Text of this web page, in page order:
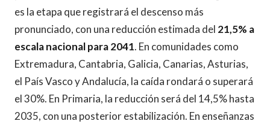
es la etapa que registrará el descenso más
pronunciado, con una reducción estimada del 21,5% a
escala nacional para 2041. En comunidades como
Extremadura, Cantabria, Galicia, Canarias, Asturias,
el País Vasco y Andalucía, la caída rondará o superará
el 30%. En Primaria, la reducción será del 14,5% hasta
2035, con una posterior estabilización. En enseñanzas